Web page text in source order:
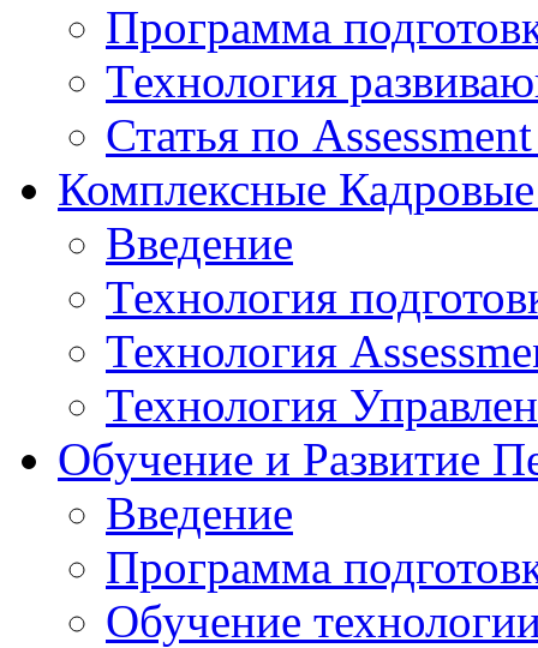
Программа
Технология
Статья по
Комплексные
Введение
Технология
Технология
Технология
Обучение и Развитие
Введение
Программа
Обучение